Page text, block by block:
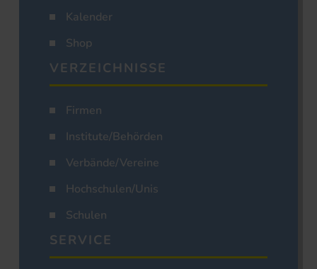
Kalender
Shop
VERZEICHNISSE
Firmen
Institute/Behörden
Verbände/Vereine
Hochschulen/Unis
Schulen
SERVICE